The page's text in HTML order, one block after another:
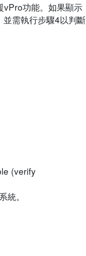
功能。如果顯示
並需執行步驟4以判斷
(verify
。